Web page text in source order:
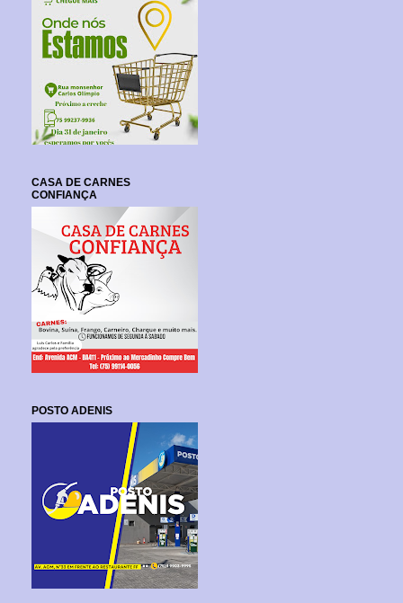
CASA DE CARNES
CONFIANÇA
POSTO ADENIS